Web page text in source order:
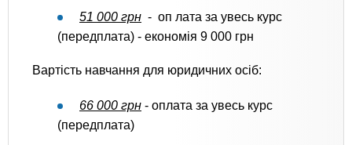
51 000 грн - оп лата за увесь курс
(передплата) - економія 9 000 грн
Вартість навчання для юридичних осіб:
66 000 грн - оплата за увесь курс
(передплата)